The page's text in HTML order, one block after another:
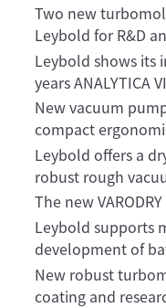
Two new
Leybold for R&D
Leybold shows its
years ANALYTICA
New vacuum
compact
Leybold offers a
robust rough
The new
Leybold supports
development of
New robust
coating and